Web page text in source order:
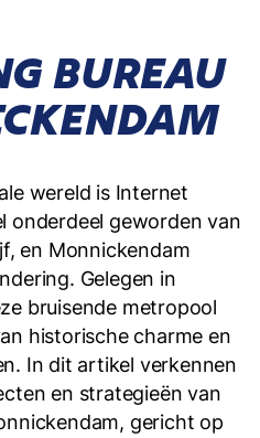
BUREAU
wereld is Internet
onderdeel geworden van
en Monnickendam
Gelegen in
bruisende metropool
historische charme en
In dit artikel verkennen
en strategieën van
gericht op